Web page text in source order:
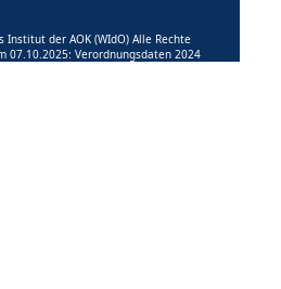
der AOK (WIdO) Alle Rechte
07.10.2025: Verordnungsdaten 2024